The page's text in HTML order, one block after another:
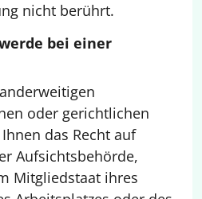
nicht berührt.
bei einer
oder gerichtlichen
das Recht auf
Aufsichtsbehörde,
Mitgliedstaat ihres